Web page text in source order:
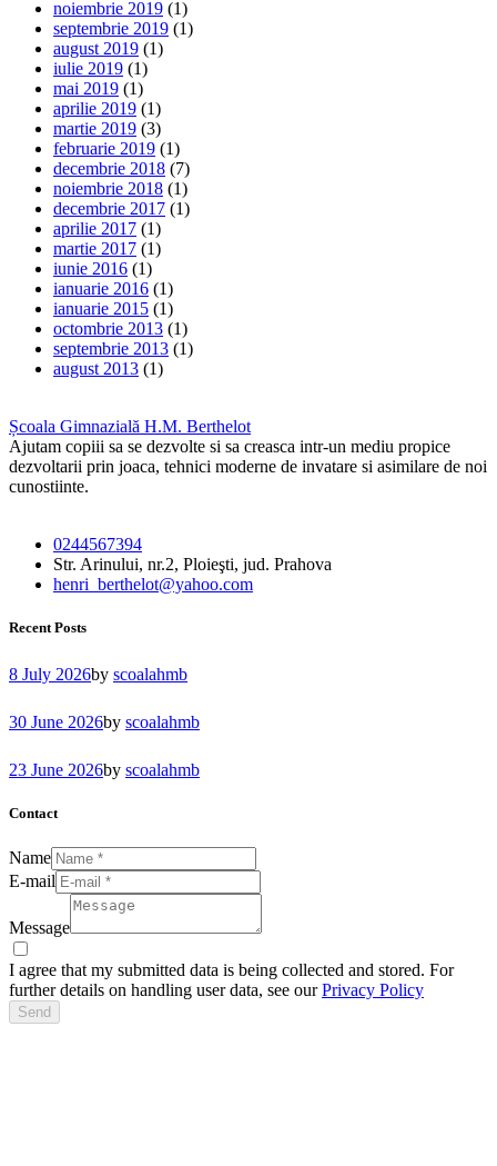
noiembrie 2019 (1)
septembrie 2019 (1)
august 2019 (1)
iulie 2019 (1)
mai 2019 (1)
aprilie 2019 (1)
martie 2019 (3)
februarie 2019 (1)
decembrie 2018 (7)
noiembrie 2018 (1)
decembrie 2017 (1)
aprilie 2017 (1)
martie 2017 (1)
iunie 2016 (1)
ianuarie 2016 (1)
ianuarie 2015 (1)
octombrie 2013 (1)
septembrie 2013 (1)
august 2013 (1)
Școala Gimnazială H.M. Berthelot
Ajutam copiii sa se dezvolte si sa creasca intr-un mediu propice
dezvoltarii prin joaca, tehnici moderne de invatare si asimilare de noi
cunostiinte.
0244567394
Str. Arinului, nr.2, Ploieşti, jud. Prahova
henri_berthelot@yahoo.com
Recent Posts
8 July 2026by scoalahmb
30 June 2026by scoalahmb
23 June 2026by scoalahmb
Contact
Name
E-mail
Message
I agree that my submitted data is being collected and stored. For
further details on handling user data, see ourPrivacy Policy
Send